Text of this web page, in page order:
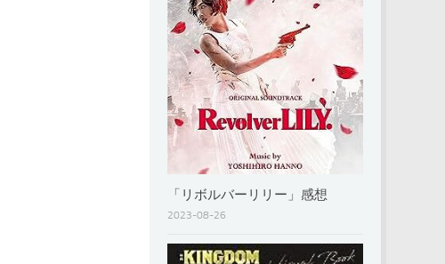
「リボルバーリリー」感想
2023-08-26